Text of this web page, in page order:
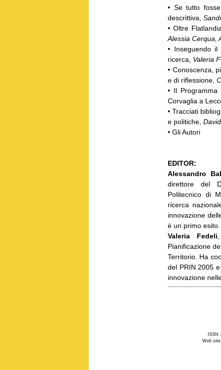
• Se tutto
descrittiva,
• Oltre
Alessia Cerqua,
• Inseguendo il
ricerca, Valeria
• Conoscenza,
e di riflessione,
• Il
Corvaglia a
• Tracciati
e politiche,
• Gli Autori
EDITOR:
Alessandro
direttore del
Politecnico di
ricerca
innovazione
è un primo esito.
Valeria Fedeli
Pianificazione
Territorio. Ha
del PRIN 2005
innovazione
ISSN
Web